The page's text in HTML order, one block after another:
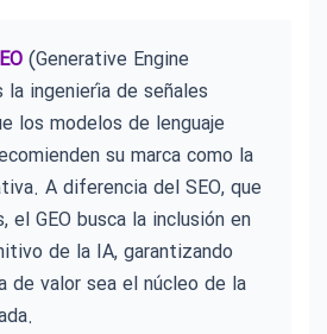
(Generative Engine
ingeniería de señales
los modelos de lenguaje
su marca como la
A diferencia del SEO, que
el GEO busca la inclusión en
de la IA, garantizando
de valor sea el núcleo de la